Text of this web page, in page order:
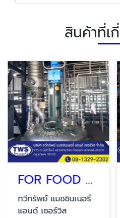
สินค้าที่เ
FOR FOOD AND CHEMICAL
ทวีทรัพย์ แมชชินเนอรี่
แอนด์ เซอร์วิส